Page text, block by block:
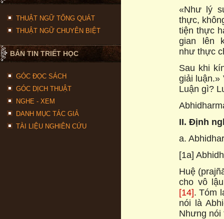
THUẬT NGỮ TỔNG QUÁT
THUẬT NGỮ CHUYÊN BIỆT
BẢN TIN TRIẾT HỌC
GÓC ĐỌC SÁCH
GÓC DỊCH THUẬT
NGHE - XEM
DANH MỤC TÁC GIẢ
TÀI LIỆU NGHIÊN CỨU
«Như lý
thực,
tiện thực
gian lên
như thực
Sau khi
giải luận.»
Luận gì?
II. Định
a.
[1a]
Huệ
cho vô
[14]. Tóm
nói là
Nhưng